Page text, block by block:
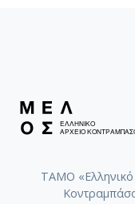
ΤΑΜΟ «Ελληνικό